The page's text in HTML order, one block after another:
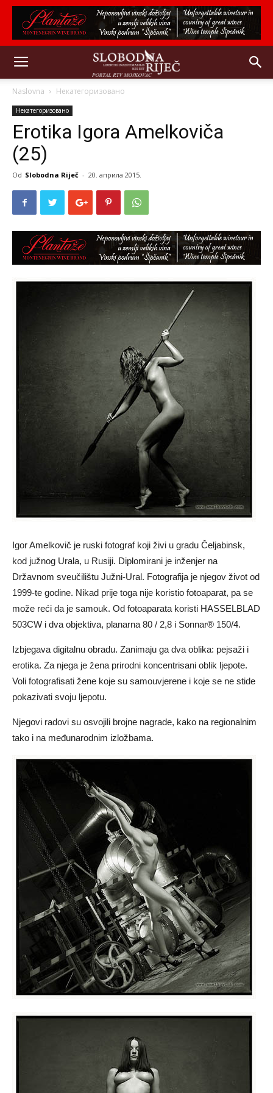
Naslovna Некатегоризовано
Некатегоризовано
Erotika Igora Amelkoviča
(25)
Od Slobodna Riječ - 20. априла 2015.
Igor Amelkovič je ruski fotograf koji živi u gradu Čeljabinsk,
kod južnog Urala, u Rusiji. Diplomirani je inženjer na
Državnom sveučilištu Južni-Ural. Fotografija je njegov život od
1999-te godine. Nikad prije toga nije koristio fotoaparat, pa se
može reći da je samouk. Od fotoaparata koristi HASSELBLAD
503CW i dva objektiva, planarna 80 / 2,8 i Sonnar® 150/4.
Izbjegava digitalnu obradu. Zanimaju ga dva oblika: pejsaži i
erotika. Za njega je žena prirodni koncentrisani oblik ljepote.
Voli fotografisati žene koje su samouvjerene i koje se ne stide
pokazivati svoju ljepotu.
Njegovi radovi su osvojili brojne nagrade, kako na regionalnim
tako i na međunarodnim izložbama.